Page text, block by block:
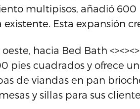
multipisos, añadió 600
Esta expansión
hacia Bed Bath
pies cuadrados y ofrece
de viandas en pan
y sillas para sus